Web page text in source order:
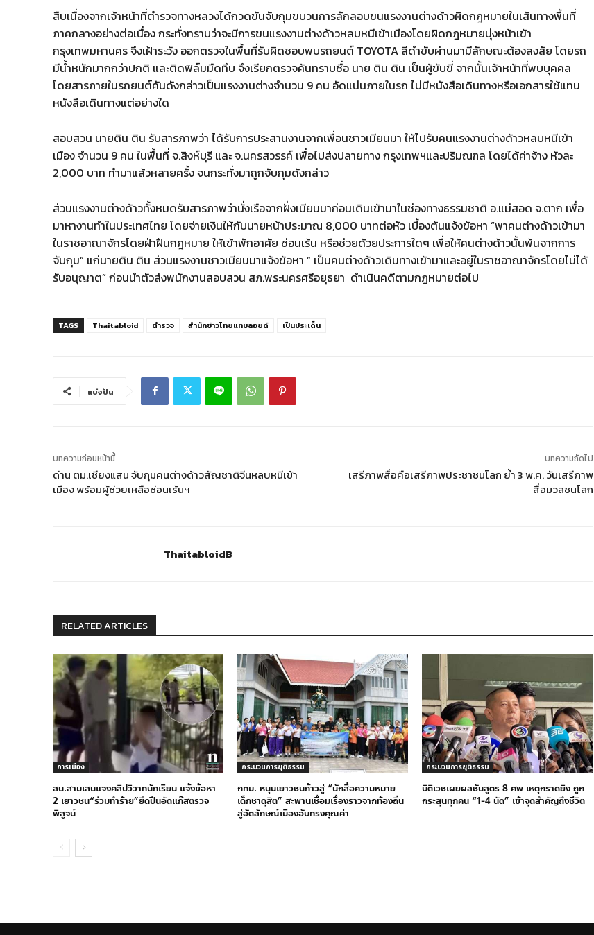
สืบเนื่องจากเจ้าหน้าที่ตำรวจทางหลวงได้กวดขันจับกุมขบวนการลักลอบขนแรงงานต่างด้าวผิดกฎหมายในเส้นทางพื้นที่
ภาคกลางอย่างต่อเนื่อง กระทั่งทราบว่าจะมีการขนแรงงานต่างด้าวหลบหนีเข้าเมืองโดยผิดกฎหมายมุ่งหน้าเข้า
กรุงเทพมหานคร จึงเฝ้าระวัง ออกตรวจในพื้นที่รับผิดชอบพบรถยนต์ TOYOTA สีดำขับผ่านมามีลักษณะต้องสงสัย โดยรถ
มีน้ำหนักมากกว่าปกติ และติดฟิล์มมืดทึบ จึงเรียกตรวจค้นทราบชื่อ นาย ติน ติน เป็นผู้ขับขี่ จากนั้นเจ้าหน้าที่พบบุคคล
โดยสารภายในรถยนต์คันดังกล่าวเป็นแรงงานต่างจำนวน 9 คน อัดแน่นภายในรถ ไม่มีหนังสือเดินทางหรือเอกสารใช้แทน
หนังสือเดินทางแต่อย่างใด
สอบสวน นายติน ติน รับสารภาพว่า ได้รับการประสานงานจากเพื่อนชาวเมียนมา ให้ไปรับคนแรงงานต่างด้าวหลบหนีเข้า
เมือง จำนวน 9 คน ในพื้นที่ จ.สิงห์บุรี และ จ.นครสวรรค์ เพื่อไปส่งปลายทาง กรุงเทพฯและปริมณฑล โดยได้ค่าจ้าง หัวละ
2,000 บาท ทำมาแล้วหลายครั้ง จนกระทั่งมาถูกจับกุมดังกล่าว
ส่วนแรงงานต่างด้าวทั้งหมดรับสารภาพว่านั่งเรือจากฝั่งเมียนมาก่อนเดินเข้ามาในช่องทางธรรมชาติ อ.แม่สอด จ.ตาก เพื่อ
มาหางานทำในประเทศไทย โดยจ่ายเงินให้กับนายหน้าประมาณ 8,000 บาทต่อหัว เบื้องต้นแจ้งข้อหา “พาคนต่างด้าวเข้ามา
ในราชอาณาจักรโดยฝ่าฝืนกฎหมาย ให้เข้าพักอาศัย ซ่อนเร้น หรือช่วยด้วยประการใดๆ เพื่อให้คนต่างด้าวนั้นพ้นจากการ
จับกุม” แก่นายติน ติน ส่วนแรงงานชาวเมียนมาแจ้งข้อหา ” เป็นคนต่างด้าวเดินทางเข้ามาและอยู่ในราชอาณาจักรโดยไม่ได้
รับอนุญาต” ก่อนนำตัวส่งพนักงานสอบสวน สภ.พระนครศรีอยุธยา ดำเนินคดีตามกฎหมายต่อไป
TAGS Thaitabloid ตำรวจ สำนักข่าวไทยแทบลอยด์ เป็นประเด็น
แบ่งปัน
บทความก่อนหน้านี้
ด่าน ตม.เชียงแสน จับกุมคนต่างด้าวสัญชาติจีนหลบหนีเข้า
เมือง พร้อมผู้ช่วยเหลือซ่อนเร้นฯ
บทความถัดไป
เสรีภาพสื่อคือเสรีภาพประชาชนโลก ย้ำ 3 พ.ค. วันเสรีภาพ
สื่อมวลชนโลก
ThaitabloidB
RELATED ARTICLES
การเมือง
สน.สามเสนแจงคลิปวิวาทนักเรียน แจ้งข้อหา
2 เยาวชน“ร่วมทำร้าย”ยึดปืนอัดแก๊สตรวจ
พิสูจน์
กระบวนการยุติธรรม
กทม. หนุนเยาวชนก้าวสู่ “นักสื่อความหมาย
เด็กชาดุสิต” สะพานเชื่อมเรื่องราวจากท้องถิ่น
สู่อัตลักษณ์เมืองอันทรงคุณค่า
กระบวนการยุติธรรม
นิติเวชเผยผลชันสูตร 8 ศพ เหตุกราดยิง ถูก
กระสุนทุกคน “1-4 นัด” เข้าจุดสำคัญถึงชีวิต